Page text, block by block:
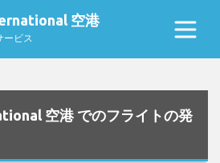
空港
ービス
空港 でのフライトの発